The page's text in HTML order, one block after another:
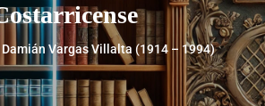
Vargas Villalta (1914 – 1994)